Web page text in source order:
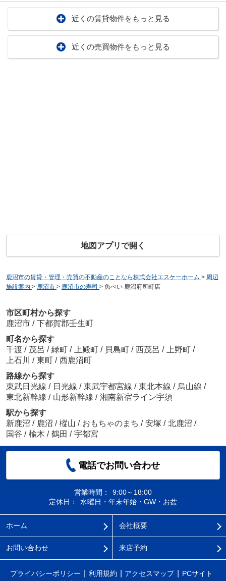
近くの賃貸物件をもっと見る
近くの売買物件をもっと見る
地図アプリで開く
鹿沼市の賃貸・管理・売買の不動産のことなら株式会社エスケーホーム > 周辺
施設案内 > 鹿沼市 > 鹿沼市の寿司 > 魚べい 鹿沼府所町店
市区町村から探す
鹿沼市 / 下都賀郡壬生町
町名から探す
千渡 / 茂呂 / 緑町 / 上殿町 / 貝島町 / 西茂呂 / 上野町 /
上石川 / 東町 / 西鹿沼町
路線から探す
東武日光線 / 日光線 / 東武宇都宮線 / 東北本線 / 烏山線 /
東北新幹線 / 山形新幹線 / 湘南新宿ライン宇須
駅から探す
新鹿沼 / 鹿沼 / 樅山 / おもちゃのまち / 安塚 / 北鹿沼 /
国谷 / 楡木 / 鶴田 / 宇都宮
電話でお問い合わせ
営業時間：
9:00～18:00
定休日：
水曜日・年末年始・GW・お盆
ホーム 会社概要
お問い合わせ 来店予約
プライバシーポリシー 利用規約 アクセスマップ
PCサイト